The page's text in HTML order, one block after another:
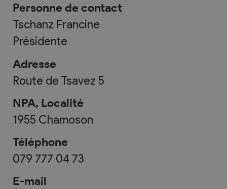
Personne de contact
Tschanz Francine
Présidente
Adresse
Route de Tsavez 5
NPA, Localité
1955 Chamoson
Téléphone
079 777 04 73
E-mail